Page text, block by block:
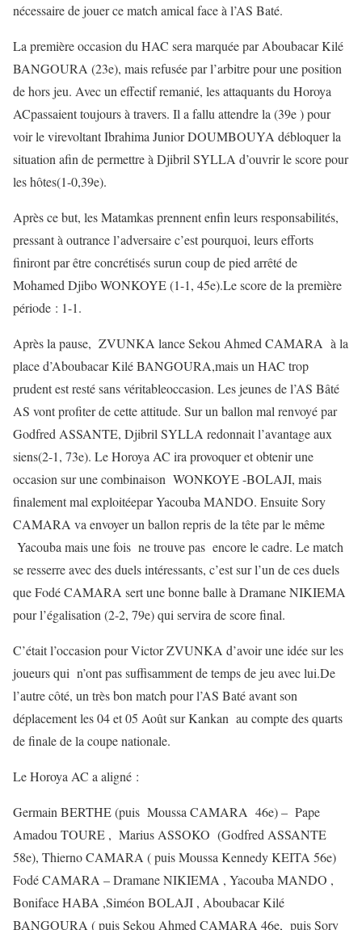
nécessaire de jouer ce match amical face à l’AS Baté.
La première occasion du HAC sera marquée par Aboubacar Kilé
BANGOURA (23e), mais refusée par l’arbitre pour une position
de hors jeu. Avec un effectif remanié, les attaquants du Horoya
ACpassaient toujours à travers. Il a fallu attendre la (39e ) pour
voir le virevoltant Ibrahima Junior DOUMBOUYA débloquer la
situation afin de permettre à Djibril SYLLA d’ouvrir le score pour
les hôtes(1-0,39e).
Après ce but, les Matamkas prennent enfin leurs responsabilités,
pressant à outrance l’adversaire c’est pourquoi, leurs efforts
finiront par être concrétisés surun coup de pied arrêté de
Mohamed Djibo WONKOYE (1-1, 45e).Le score de la première
période : 1-1.
Après la pause, ZVUNKA lance Sekou Ahmed CAMARA à la
place d’Aboubacar Kilé BANGOURA,mais un HAC trop
prudent est resté sans véritableoccasion. Les jeunes de l’AS Bâté
AS vont profiter de cette attitude. Sur un ballon mal renvoyé par
Godfred ASSANTE, Djibril SYLLA redonnait l’avantage aux
siens(2-1, 73e). Le Horoya AC ira provoquer et obtenir une
occasion sur une combinaison WONKOYE -BOLAJI, mais
finalement mal exploitéepar Yacouba MANDO. Ensuite Sory
CAMARA va envoyer un ballon repris de la tête par le même
Yacouba mais une fois ne trouve pas encore le cadre. Le match
se resserre avec des duels intéressants, c’est sur l’un de ces duels
que Fodé CAMARA sert une bonne balle à Dramane NIKIEMA
pour l’égalisation (2-2, 79e) qui servira de score final.
C’était l’occasion pour Victor ZVUNKA d’avoir une idée sur les
joueurs qui n’ont pas suffisamment de temps de jeu avec lui.De
l’autre côté, un très bon match pour l’AS Baté avant son
déplacement les 04 et 05 Août sur Kankan au compte des quarts
de finale de la coupe nationale.
Le Horoya AC a aligné :
Germain BERTHE (puis Moussa CAMARA 46e) – Pape
Amadou TOURE , Marius ASSOKO (Godfred ASSANTE
58e), Thierno CAMARA ( puis Moussa Kennedy KEITA 56e)
Fodé CAMARA – Dramane NIKIEMA , Yacouba MANDO ,
Boniface HABA ,Siméon BOLAJI , Aboubacar Kilé
BANGOURA ( puis Sekou Ahmed CAMARA 46e, puis Sory